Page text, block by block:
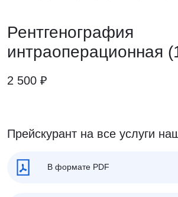
Рентгенография
интраоперационная
2 500 ₽
Прейскурант на все услуги
В формате PDF